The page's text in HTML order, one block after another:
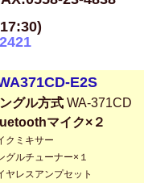
E2S
グル方式 WA-371CD
マイク×２
クミキサー
グルチューナー×１
ヤレスアンプセット